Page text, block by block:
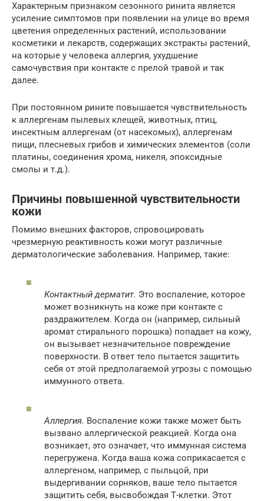
Характерным признаком сезонного ринита является
усиление симптомов при появлении на улице во время
цветения определенных растений, использовании
косметики и лекарств, содержащих экстракты растений,
на которые у человека аллергия, ухудшение
самочувствия при контакте с прелой травой и так
далее.
При постоянном рините повышается чувствительность
к аллергенам пылевых клещей, животных, птиц,
инсектным аллергенам (от насекомых), аллергенам
пищи, плесневых грибов и химических элементов (соли
платины, соединения хрома, никеля, эпоксидные
смолы и т.д.).
Причины повышенной чувствительности
кожи
Помимо внешних факторов, спровоцировать
чрезмерную реактивность кожи могут различные
дерматологические заболевания. Например, такие:
Контактный дерматит. Это воспаление, которое
может возникнуть на коже при контакте с
раздражителем. Когда он (например, сильный
аромат стирального порошка) попадает на кожу,
он вызывает незначительное повреждение
поверхности. В ответ тело пытается защитить
себя от этой предполагаемой угрозы с помощью
иммунного ответа.
Аллергия. Воспаление кожи также может быть
вызвано аллергической реакцией. Когда она
возникает, это означает, что иммунная система
перегружена. Когда ваша кожа соприкасается с
аллергеном, например, с пыльцой, при
выдергивании сорняков, ваше тело пытается
защитить себя, высвобождая Т-клетки. Этот